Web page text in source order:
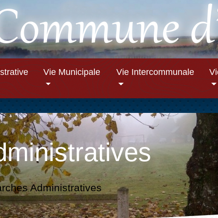
Vie Municipale Vie Intercommunale
Administratives